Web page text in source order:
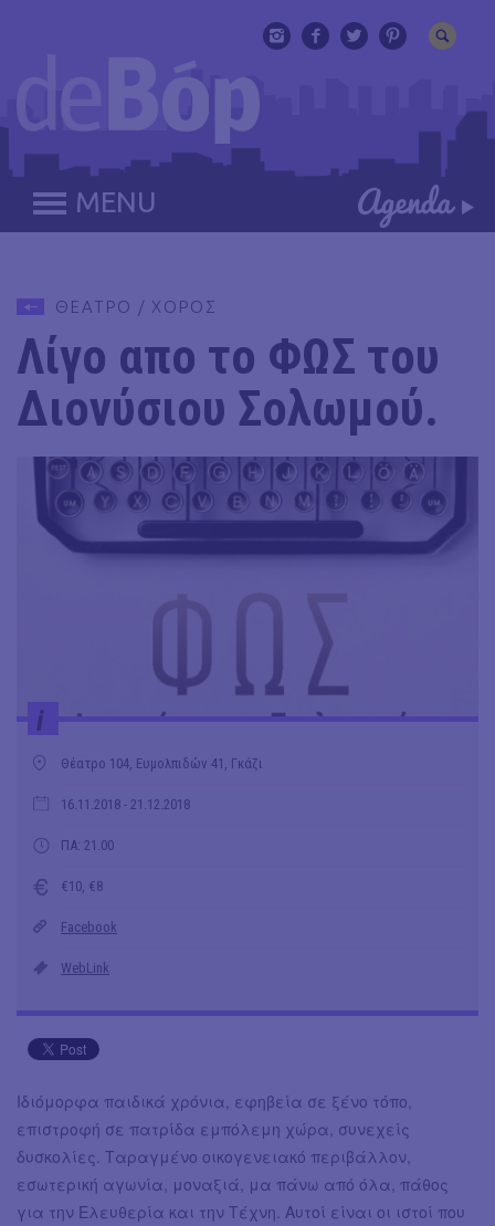
MENU
ΘΕΑΤΡΟ / ΧΟΡΟΣ
Λίγο απο το ΦΩΣ του
Διονύσιου Σολωμού.
i
Θέατρο 104, Ευμολπιδών 41, Γκάζι
16.11.2018 - 21.12.2018
ΠΑ: 21.00
€10, €8
Facebook
WebLink
Ιδιόμορφα παιδικά χρόνια, εφηβεία σε ξένο τόπο,
επιστροφή σε πατρίδα εμπόλεμη χώρα, συνεχείς
δυσκολίες. Ταραγμένο οικογενειακό περιβάλλον,
εσωτερική αγωνία, μοναξιά, μα πάνω από όλα, πάθος
για την Ελευθερία και την Τέχνη. Αυτοί είναι οι ιστοί που